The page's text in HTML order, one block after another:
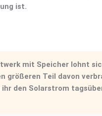
ist.
mit Speicher lohnt
größeren Teil davon
ihr den Solarstrom